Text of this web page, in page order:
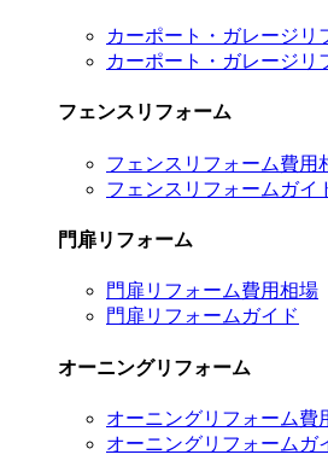
カーポート・ガレージリ
カーポート・ガレージリ
フェンスリフォーム
フェンスリフォーム費用
フェンスリフォームガイ
門扉リフォーム
門扉リフォーム費用相場
門扉リフォームガイド
オーニングリフォーム
オーニングリフォーム費
オーニングリフォームガ